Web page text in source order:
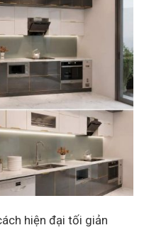
hiện đại tối giản